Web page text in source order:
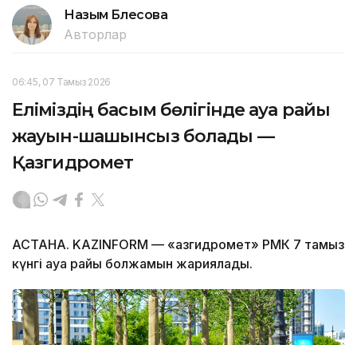
Назым Бөлесова
Авторлар
06:45, 07 Тамыз 2026
Еліміздің басым бөлігінде ауа райы
жауын-шашынсыз болады —
Қазгидромет
АСТАНА. KAZINFORM — «Қазгидромет» РМК 7 тамыз
күнгі ауа райы болжамын жариялады.